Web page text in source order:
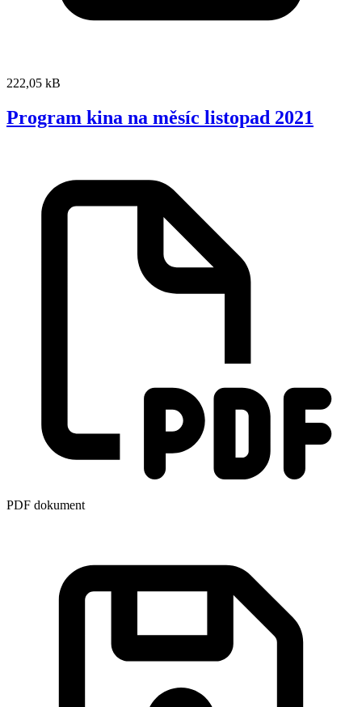
222,05 kB
Program kina na měsíc listopad 2021
PDF dokument